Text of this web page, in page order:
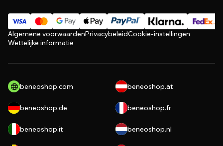
Algemene voorwaardenPrivacybeleidCookie-instellingen
Wettelijke informatie
beneoshop.com beneoshop.at
beneoshop.de beneoshop.fr
beneoshop.it beneoshop.nl